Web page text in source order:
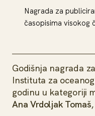
Nagrada za
časopisima visokog
Godišnja nagrada
Instituta za
godinu u kategoriji
Ana Vrdoljak Tomaš